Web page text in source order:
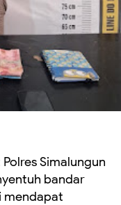
Simalungun
bandar
mendapat